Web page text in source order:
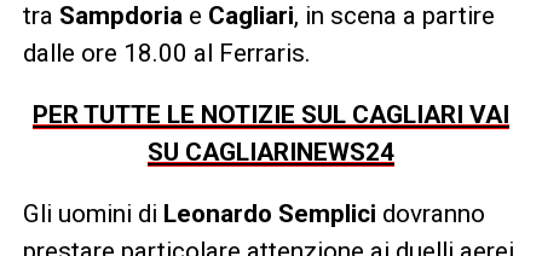
tra Sampdoriae Cagliari, in scena a partire
dalle ore 18.00 al Ferraris.
PER TUTTE LE NOTIZIE SUL CAGLIARI VAI
SU CAGLIARINEWS24
Gli uomini di Leonardo Semplici dovranno